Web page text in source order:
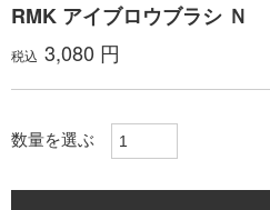
RMK アイブロウブラシ Ｎ
税込 3,080 円
数量を選ぶ